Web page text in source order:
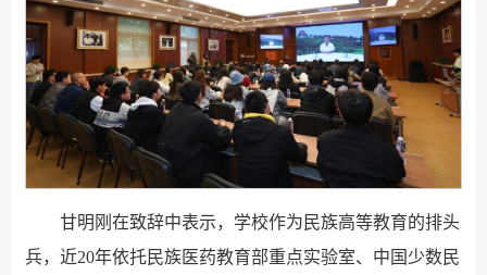
甘明刚在致辞中表示，学校作为民族高等教育的排头
兵，近20年依托民族医药教育部重点实验室、中国少数民